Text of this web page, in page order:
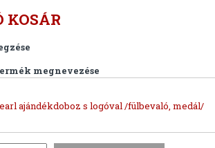
KOSÁR
megnevezése
ajándékdoboz s logóval /fülbevaló, medál/